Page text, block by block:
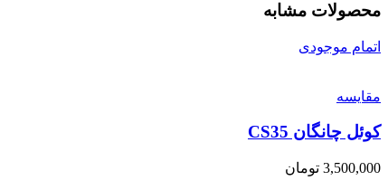
محصولات مشابه
اتمام موجودی
مقایسه
کوئل چانگان CS35
3,500,000 تومان